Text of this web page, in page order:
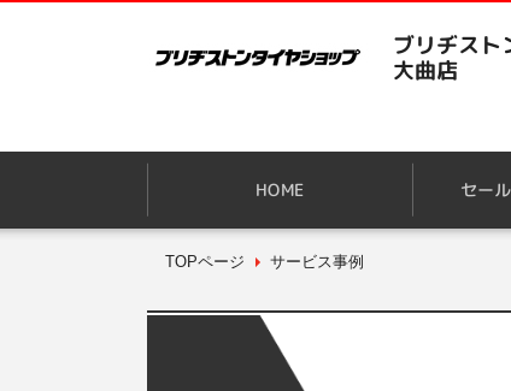
ブリヂスト
大曲店
HOME セー
TOPページ サービス事例